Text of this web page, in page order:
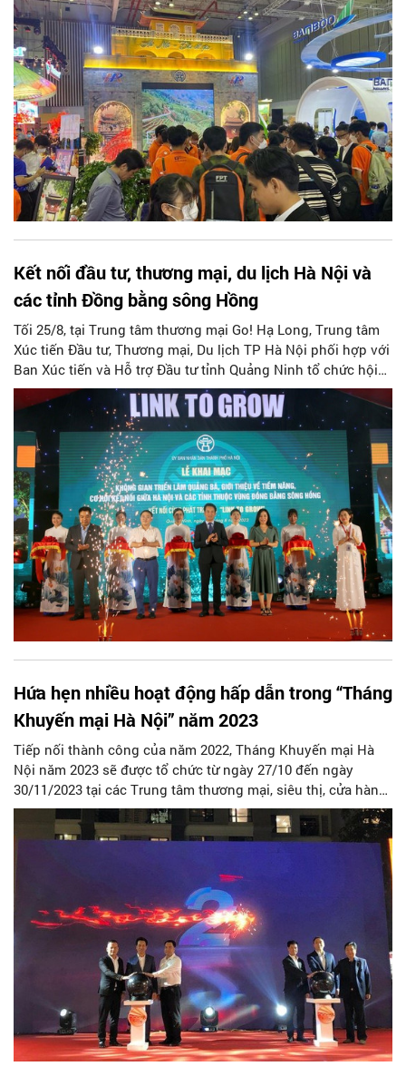
Kết nối đầu tư, thương mại, du lịch Hà Nội và
các tỉnh Đồng bằng sông Hồng
Tối 25/8, tại Trung tâm thương mại Go! Hạ Long, Trung tâm
Xúc tiến Đầu tư, Thương mại, Du lịch TP Hà Nội phối hợp với
Ban Xúc tiến và Hỗ trợ Đầu tư tỉnh Quảng Ninh tổ chức hội
nghị kết nối đầu tư, thương mại, du lịch Hà Nội và các tỉnh
thuộc vùng Đồng bằng sông Hồng - Kết nối cùng phát triển
(Link to Grow) và chương trình kết nối giao thương giữa các
tổ chức, doanh nghiệp và nhà đầu tư.
Hứa hẹn nhiều hoạt động hấp dẫn trong “Tháng
Khuyến mại Hà Nội” năm 2023
Tiếp nối thành công của năm 2022, Tháng Khuyến mại Hà
Nội năm 2023 sẽ được tổ chức từ ngày 27/10 đến ngày
30/11/2023 tại các Trung tâm thương mại, siêu thị, cửa hàng,
điểm bán hàng của các doanh nghiệp tại Hà Nội. Dự kiến sự
kiện sẽ là hoạt động mua sắm và trải nghiệm hấp dẫn đối